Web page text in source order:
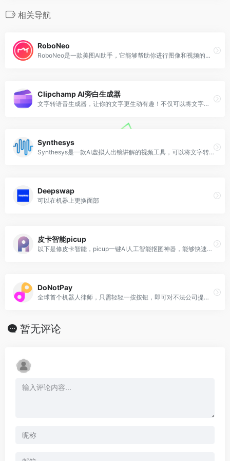
相关导航
RoboNeo
RoboNeo是一款美图AI助手，它能够帮助你进行图像和视频的修饰，同时也支持设计和绘画。作为视觉领域的Copilot，RoboNeo为用户提供了强大的辅助功能。
Clipchamp AI旁白生成器
文字转语音生成器，让你的文字更生动有趣！不仅可以将文字转化为声音，还能让标点符号发挥出独特的作用。快来体验吧！
Synthesys
Synthesys是一款AI虚拟人出镜讲解的视频工具，可以将文字转化为语音。
Deepswap
可以在机器上更换面部
皮卡智能picup
以下是修皮卡智能，picup一键AI人工智能抠图神器，能够快速将图片和视频中的物体从背景中分离出来。它不仅能够实现艺术化的抠图效果，还能对图片进行修复和增强，甚至可以将照片转化为漫画卡通风格。
DoNotPay
全球首个机器人律师，只需轻轻一按按钮，即可对不法公司提起诉讼并维护正义。
暂无评论